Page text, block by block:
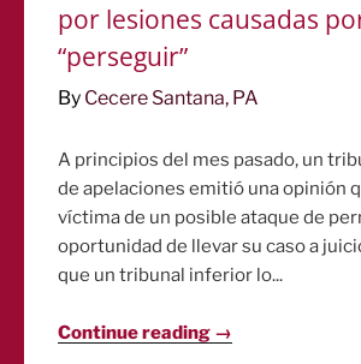
por lesiones causadas
“perseguir”
By Cecere Santana, PA
A principios del mes pasado, un
de apelaciones emitió una opinión
víctima de un posible ataque de
oportunidad de llevar su caso a
que un tribunal inferior lo...
Continue reading →